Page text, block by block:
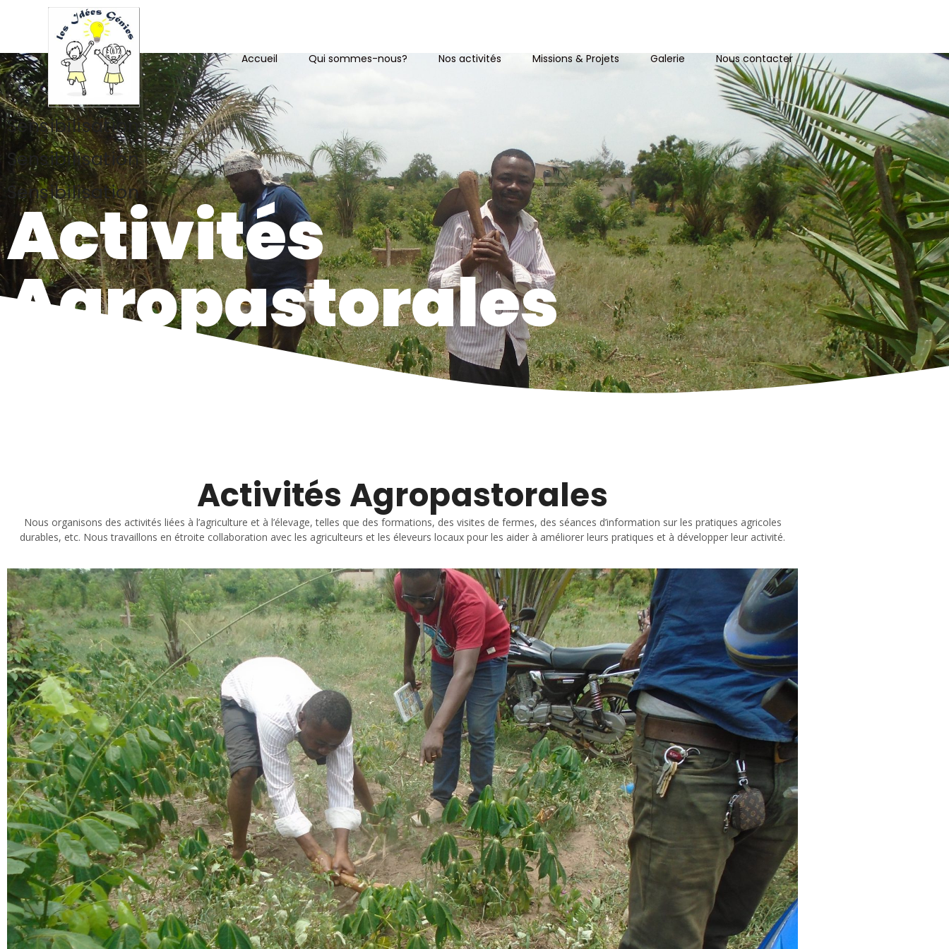
Accueil Qui sommes-nous? Nos activités Missions & Projets Galerie Nous contacter
Sensibilisation
Sensibilisation
Sensibilisation
Activités
Agropastorales
Activités Agropastorales
Nous organisons des activités liées à l’agriculture et à l’élevage, telles que des formations, des visites de fermes, des séances d’information sur les pratiques agricoles
durables, etc. Nous travaillons en étroite collaboration avec les agriculteurs et les éleveurs locaux pour les aider à améliorer leurs pratiques et à développer leur activité.